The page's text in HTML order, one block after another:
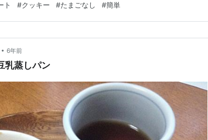
分ほど寝かせ、カットする。 オーブン170℃で約15分焼く。 ※
ートを使用し…
ト #クッキー #たまごなし #簡単
• 6年前
乳蒸しパン